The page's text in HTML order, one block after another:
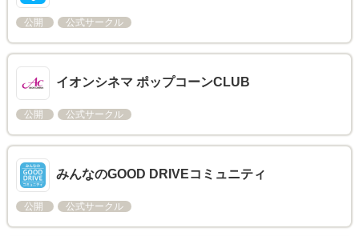
公開 公式サークル
イオンシネマ ポップコーンCLUB
公開 公式サークル
みんなのGOOD DRIVEコミュニティ
公開 公式サークル